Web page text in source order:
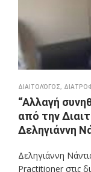
ΔΙΑΙΤΟΛΌΓΟΣ,
“Αλλαγή
από την
Δεληγιάννη
Δεληγιάννη
Practitioner στις